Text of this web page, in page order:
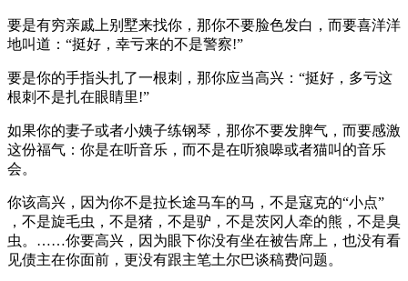
要是有穷亲戚上别墅来找你，那你不要脸色发白，而要喜洋洋
地叫道：“挺好，幸亏来的不是警察!”
要是你的手指头扎了一根刺，那你应当高兴：“挺好，多亏这
根刺不是扎在眼睛里!”
如果你的妻子或者小姨子练钢琴，那你不要发脾气，而要感激
这份福气：你是在听音乐，而不是在听狼嗥或者猫叫的音乐
会。
你该高兴，因为你不是拉长途马车的马，不是寇克的“小点”
，不是旋毛虫，不是猪，不是驴，不是茨冈人牵的熊，不是臭
虫。……你要高兴，因为眼下你没有坐在被告席上，也没有看
见债主在你面前，更没有跟主笔土尔巴谈稿费问题。